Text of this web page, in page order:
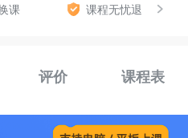
课 课程无忧退
评价 课程表